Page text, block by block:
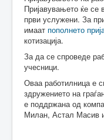
Пријавувањето ќе се
први услужени. За
имаат пополнето
котизација.
За да се спроведе
учесници.
Оваа работилница е
здружението на
е поддржана од
Милан, Астал Масив